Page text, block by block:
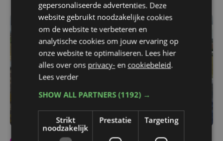
gepersonaliseerde advertenties. Deze
website gebruikt noodzakelijke cookies
om de website te verbeteren en
analytische cookies om jouw ervaring op
onze website te optimaliseren. Lees hier
alles over ons privacy- en cookiebeleid.
Lees verder
SHOW ALL PARTNERS(1192) →
Strikt
noodzakelijk
Prestatie Targeting